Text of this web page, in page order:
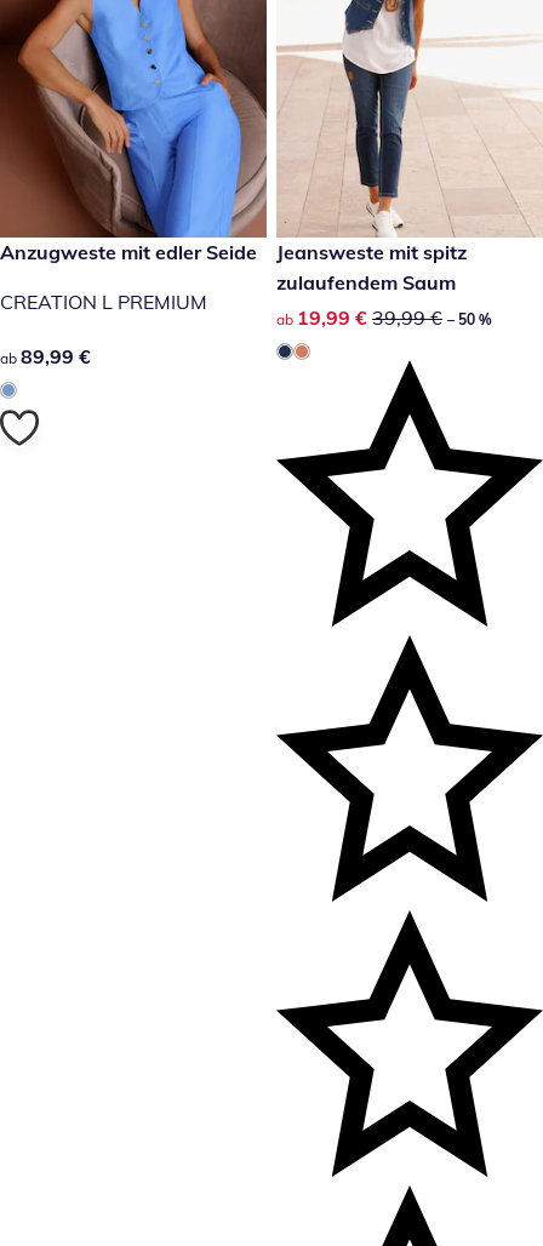
89,99 €
Anzugweste mit edler Seide
CREATION L PREMIUM
89,99 €
ab 89,99 €
reduzierter Preis 19,99 €,
-50 %
Jeansweste mit spitz
zulaufendem Saum
reduzierter Preis 19,99 €,
ab 19,99 € 39,99 € – 50 %